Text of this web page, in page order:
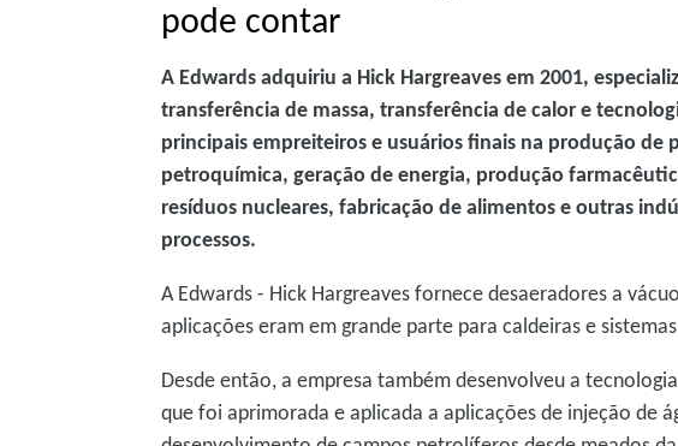
pode contar
A Edwards adquiriu a Hick Hargreaves em 2001,
transferência de massa, transferência de calor e
principais empreiteiros e usuários finais na produção de
petroquímica, geração de energia, produção
resíduos nucleares, fabricação de alimentos e outras
processos.
A Edwards - Hick Hargreaves fornece desaeradores a
aplicações eram em grande parte para caldeiras e
Desde então, a empresa também desenvolveu a
que foi aprimorada e aplicada a aplicações de injeção de